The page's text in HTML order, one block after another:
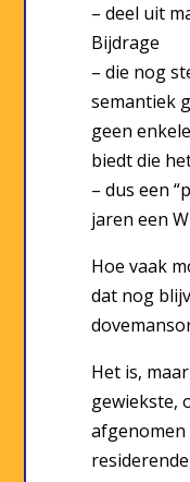
– deel uit
Bijdrage
– die nog
semantiek
geen
biedt die
– dus een
jaren een
Hoe vaak
dat nog
Het is,
gewiekste,